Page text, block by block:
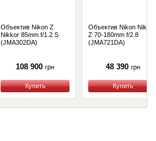
Объектив Nikon Z
Nikkor 85mm f/1.2 S
(JMA302DA)
108 900 грн
Купить
Объектив Nikon Nikkor
Z 70-180mm f/2.8
(JMA721DA)
48 390 грн
Купить